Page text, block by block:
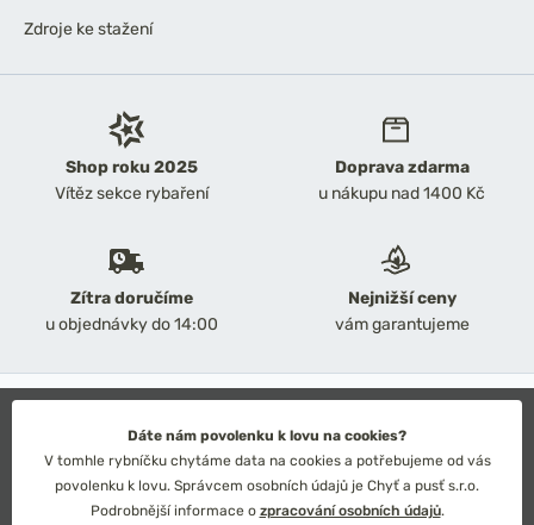
Shop roku 2025
Vítěz sekce rybaření
Doprava zdarma
u nákupu nad 1400 Kč
Zítra doručíme
u objednávky do 14:00
Nejnižší ceny
vám garantujeme
Zdroje ke stažení
Obchodní podmínky
Ochrana osobních údajů
Technické řešení: Simplia s.r.o.
Strategický design: Petr Široký
Dáte nám povolenku k lovu na cookies?
V tomhle rybníčku chytáme data na cookies a potřebujeme od vás
povolenku k lovu. Správcem osobních údajů je Chyť a pusť s.r.o.
Podrobnější informace o zpracování osobních údajů.